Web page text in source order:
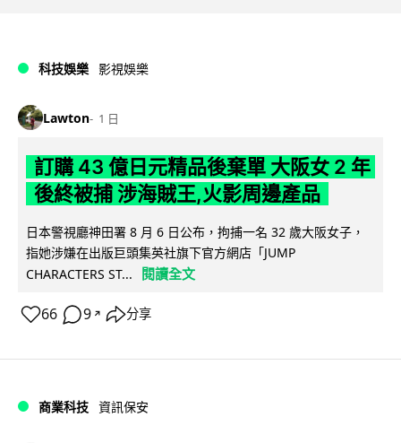
科技娛樂 影視娛樂
Lawton 1 日
訂購 43 億日元精品後棄單 大阪女 2 年
後終被捕 涉海賊王,火影周邊產品
日本警視廳神田署 8 月 6 日公布，拘捕一名 32 歲大阪女子，
指她涉嫌在出版巨頭集英社旗下官方網店「JUMP
CHARACTERS ST...
閱讀全文
66 9 ↗ 分享
商業科技 資訊保安